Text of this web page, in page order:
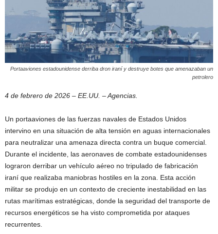
Portaaviones estadounidense derriba dron iraní y destruye botes que amenazaban un
petrolero
4 de febrero de 2026 – EE.UU. – Agencias.
Un portaaviones de las fuerzas navales de Estados Unidos
intervino en una situación de alta tensión en aguas internacionales
para neutralizar una amenaza directa contra un buque comercial.
Durante el incidente, las aeronaves de combate estadounidenses
lograron derribar un vehículo aéreo no tripulado de fabricación
iraní que realizaba maniobras hostiles en la zona. Esta acción
militar se produjo en un contexto de creciente inestabilidad en las
rutas marítimas estratégicas, donde la seguridad del transporte de
recursos energéticos se ha visto comprometida por ataques
recurrentes.